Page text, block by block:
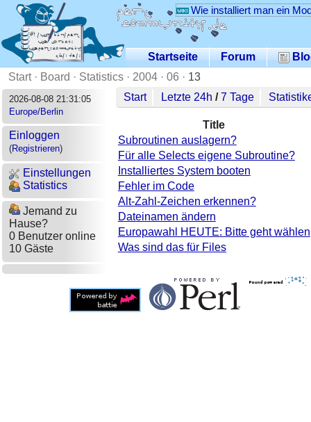
Wie installiert man ein
Startseite Forum
Start· Board · Statistics · 2004 · 06 · 13
2026-08-08 21:31:05
Europe/Berlin
Einloggen
(Registrieren)
Einstellungen
Statistics
Jemand zu
Hause?
0 Benutzer online
10 Gäste
Start Letzte 24h /7 Tage
Title
Subroutinen auslagern?
Für alle Selects eigene Subroutine?
Installiertes System booten
Fehler im Code
Alt-Zahl-Zeichen erkennen?
Dateinamen ändern
Europawahl HEUTE: Bitte geht wählen
Was sind das für Files